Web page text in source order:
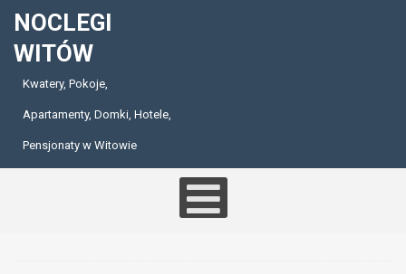
NOCLEGI
WITÓW
Kwatery, Pokoje,
Apartamenty, Domki, Hotele,
Pensjonaty w Witowie